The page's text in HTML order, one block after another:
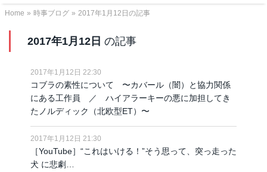
Home » 時事ブログ » 2017年1月12日の記事
2017年1月12日 の記事
2017年1月12日 22:30
コブラの素性について 〜カバール（闇）と協力関係
にある工作員 ／ ハイアラーキーの悪に加担してき
たノルディック（北欧型ET）〜
2017年1月12日 21:30
［YouTube］“これはいける！”そう思って、突っ走った
犬 に悲劇…